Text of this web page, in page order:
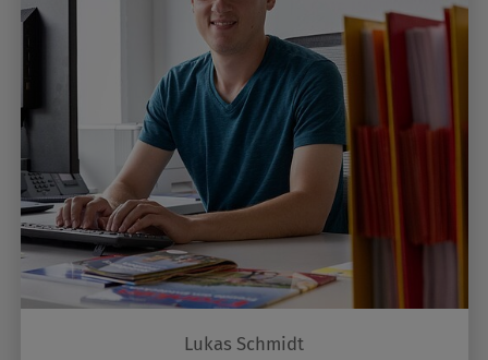
Lukas Schmidt